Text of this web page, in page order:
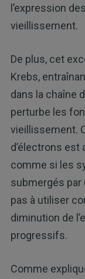
l’expression
vieillissement.
De plus, cet
Krebs,
dans la chaîne
perturbe les
vieillissement.
d’électrons est
comme si les
submergés par
pas à utiliser
diminution de
progressifs.
Comme